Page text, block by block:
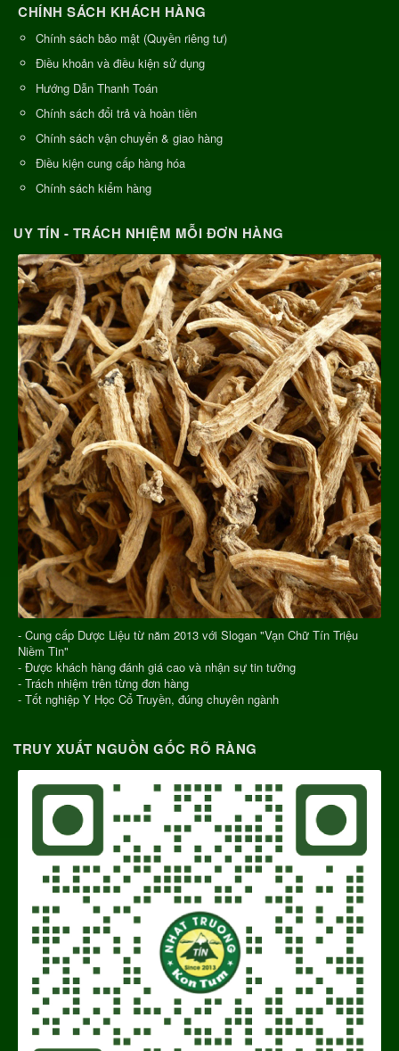
CHÍNH SÁCH KHÁCH HÀNG
Chính sách bảo mật (Quyền riêng tư)
Điều khoản và điều kiện sử dụng
Hướng Dẫn Thanh Toán
Chính sách đổi trả và hoàn tiền
Chính sách vận chuyển & giao hàng
Điều kiện cung cấp hàng hóa
Chính sách kiểm hàng
UY TÍN - TRÁCH NHIỆM MỖI ĐƠN HÀNG
- Cung cấp Dược Liệu từ năm 2013 với Slogan "Vạn Chữ Tín Triệu
Niềm Tin"
- Được khách hàng đánh giá cao và nhận sự tin tưởng
- Trách nhiệm trên từng đơn hàng
- Tốt nghiệp Y Học Cổ Truyền, đúng chuyên ngành
TRUY XUẤT NGUỒN GỐC RÕ RÀNG